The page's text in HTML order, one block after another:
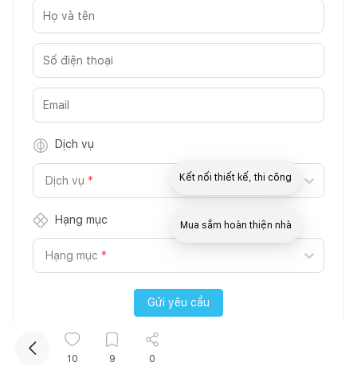
Dịch vụ
Dịch vụ *
Hạng mục
Hạng mục *
Gửi yêu cầu
10 9 0
Kết nối thiết kế, thi công
Mua sắm hoàn thiện nhà